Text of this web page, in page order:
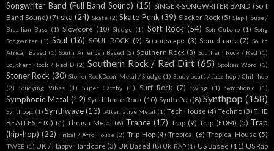
Songwriter Band (Full Band Sound) (15) SINGER-SONGWRITER BAND (Soft
Band Sound) (7) ska (24) Skate (2) Skate Punk (39) Slacker Rock (5) Slap House /
Brazilian Bass (1) Slowcore (10) Sludge (1) Soft Rock (54) Son Cubano (1) Song
Songwriter (1) Soul (16) SOUL ROCK (9) Soundscape (3) Soundtrack (7) South
African Based (1) South American Based (2) Southern Rock (3) Southern Rock / Red (1)
Southern Rock / Red D (2) Southern Rock / Red Dirt (65) Spoken Word (1)
Stoner Rock (30) Stoner RockDoom Metal / Sludge (1) Study beats / Jazz-hop / Chill-hop
(2)
Studying Vibes (1) Super Catchy (1) Surf Rock (7) Swing (1) Symphonic (1)
Symphonic Metal (12) Synth Indie Rock (10) Synth Pop (8) Synthpop (158)
Synthpop. (1) Synthwave (13) tAlternative Metal (1) Tech House (4) Techno (3) THE
BEATLES ETC) (4) Thrash Metal (6) Trance (17) Trap (9) Trap (EDM) (5) Trap
(hip-hop) (22) Tribal / Afro House (2) Trip-Hop (4) Tropical (6) Tropical House (5)
TWEE (1) UK / Happy Hardcore (3) UK Based (8) UK RAP (1) US Based (11) US Rap